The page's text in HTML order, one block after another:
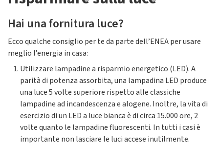
Hai una fornitura luce?
Ecco qualche consiglio per te da parte dell’ENEA per usare
meglio l’energia in casa:
Utilizzare lampadine a risparmio energetico (LED). A
parità di potenza assorbita, una lampadina LED produce
una luce 5 volte superiore rispetto alle classiche
lampadine ad incandescenza e alogene. Inoltre, la vita di
esercizio di un LED a luce bianca è di circa 15.000 ore, 2
volte quanto le lampadine fluorescenti. In tutti i casi è
importante non lasciare le luci accese inutilmente.